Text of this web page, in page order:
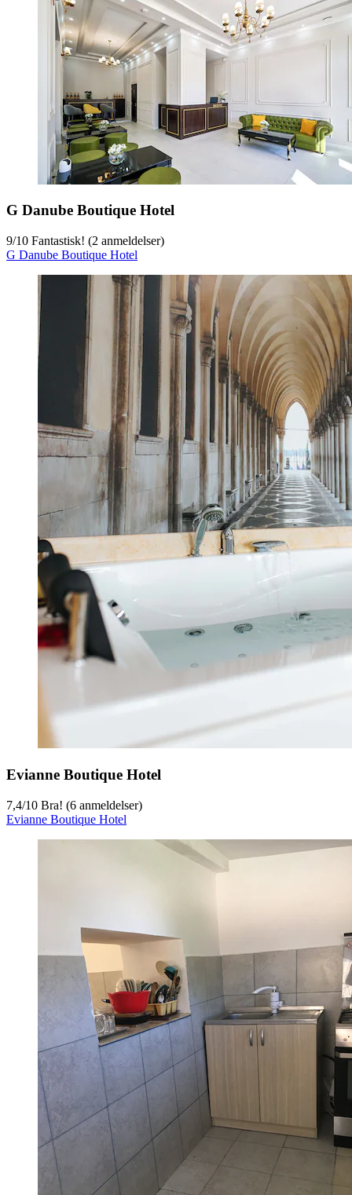
G Danube Boutique Hotel
9/10 Fantastisk! (2 anmeldelser)
G Danube Boutique Hotel
Evianne Boutique Hotel
7,4/10 Bra! (6 anmeldelser)
Evianne Boutique Hotel